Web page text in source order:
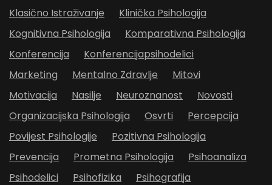
Klasično Istraživanje
Klinička Psihologija
Kognitivna Psihologija
Komparativna Psihologija
Konferencija
Konferencijapsihodelici
Marketing
Mentalno Zdravlje
Mitovi
Motivacija
Nasilje Neuroznanost
Novosti
Organizacijska Psihologija
Osvrti
Percepcija
Povijest Psihologije
Pozitivna Psihologija
Prevencija
Prometna Psihologija
Psihoanaliza
Psihodelici
Psihofizika
Psihografija